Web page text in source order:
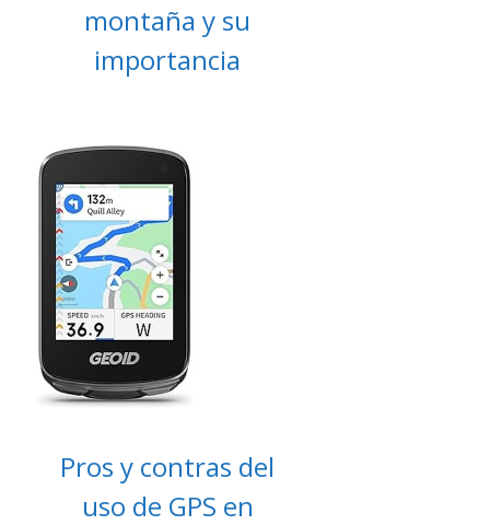
montaña y su
importancia
Pros y contras del
uso de GPS en